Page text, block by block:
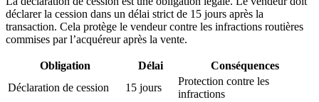
déclarer la cession dans un délai strict de 15 jours après la
transaction. Cela protège le vendeur contre les infractions routières
commises par l’acquéreur après la vente.
Obligation Délai
Conséquences
Déclaration de cession
15 jours
Protection contre les
infractions